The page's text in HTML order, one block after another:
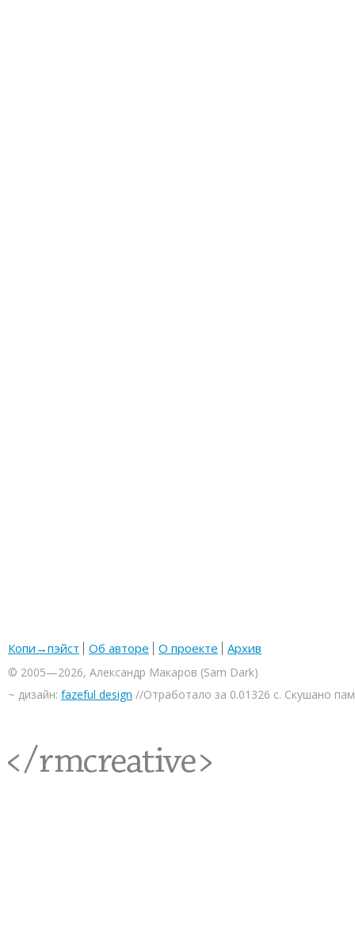
Копи→пэйст Об авторе О проекте Архив
© 2005—2026, Александр Макаров (Sam Dark)
~ дизайн: fazeful design //Отработало за 0.01326 с. Скушано
<rmcreative/>